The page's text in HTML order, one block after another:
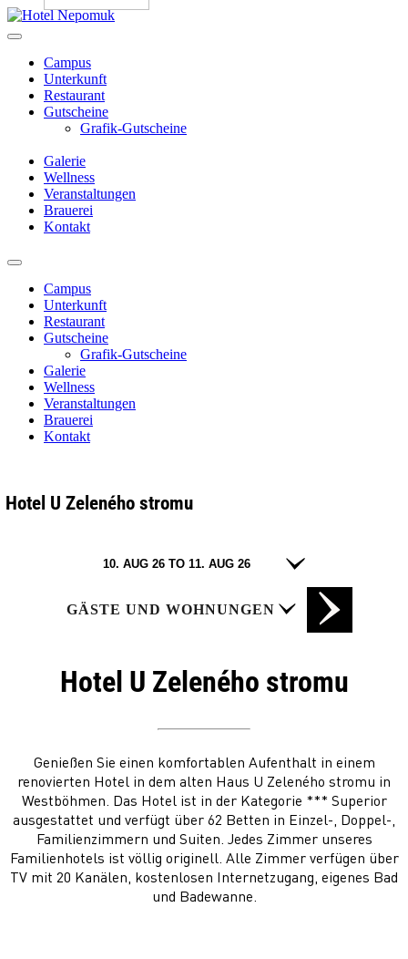
Zum
Inhalt
Campus
Unterkunft
Restaurant
Gutscheine
Grafik-Gutscheine
Galerie
Wellness
Veranstaltungen
Brauerei
Kontakt
Menü
Campus
Unterkunft
Restaurant
Gutscheine
Grafik-Gutscheine
Galerie
Wellness
Veranstaltungen
Brauerei
Kontakt
Hotel U Zeleného stromu
GÄSTE UND WOHNUNGEN
Hotel U Zeleného stromu
Genießen Sie einen komfortablen Aufenthalt in einem
renovierten Hotel in dem alten Haus U Zeleného stromu in
Westböhmen. Das Hotel ist in der Kategorie *** Superior
ausgestattet und verfügt über 62 Betten in Einzel-, Doppel-,
Familienzimmern und Suiten. Jedes Zimmer unseres
Familienhotels ist völlig originell. Alle Zimmer verfügen über
TV mit 20 Kanälen, kostenlosen Internetzugang, eigenes Bad
und Badewanne.